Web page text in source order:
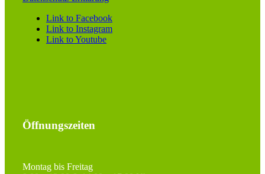
Link to Facebook
Link to Instagram
Link to Youtube
Öffnungszeiten
Montag bis Freitag